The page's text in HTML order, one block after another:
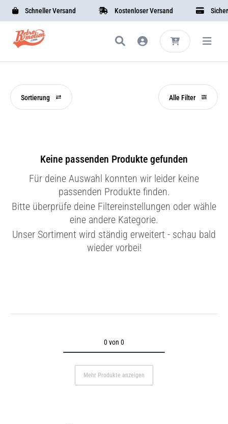
Schneller Versand Kostenloser Versand Sichere
Sortierung Alle Filter
Keine passenden Produkte gefunden
Für deine Auswahl konnten wir leider keine
passenden Produkte finden.
Bitte überprüfe deine Filtereinstellungen oder wähle
eine andere Kategorie.
Unser Sortiment wird ständig erweitert - schau bald
wieder vorbei!
0 von 0
Mehr Produkte anzeigen